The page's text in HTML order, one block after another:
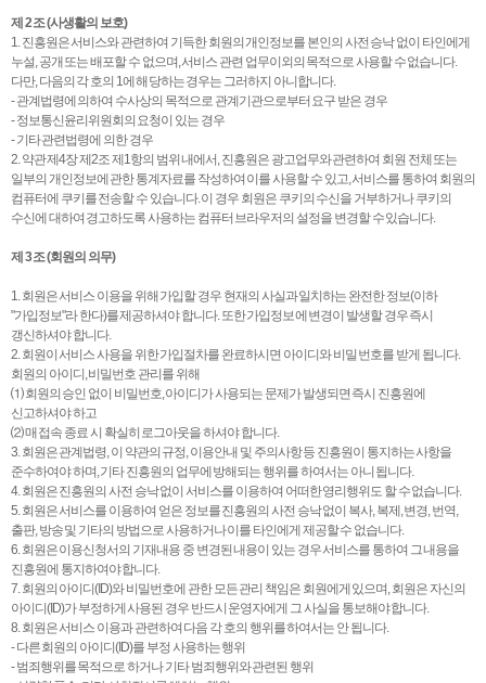
제 2 조 (사생활의 보호)
1. 진흥원은 서비스와 관련하여 기득한 회원의 개인정보를 본인의 사전 승낙 없이 타인에게
누설, 공개 또는 배포할 수 없으며, 서비스 관련 업무이외의 목적으로 사용할 수 없습니다.
다만, 다음의 각 호의 1에 해당하는 경우는 그러하지 아니합니다.
- 관계법령에 의하여 수사상의 목적으로 관계기관으로부터 요구 받은 경우
- 정보통신윤리위원회의 요청이 있는 경우
- 기타 관련법령에 의한 경우
2. 약관 제4장 제2조 제1항의 범위 내에서, 진흥원은 광고업무와 관련하여 회원 전체 또는
일부의 개인정보에 관한 통계자료를 작성하여 이를 사용할 수 있고, 서비스를 통하여 회원의
컴퓨터에 쿠키를 전송할 수 있습니다. 이 경우 회원은 쿠키의 수신을 거부하거나 쿠키의
수신에 대하여 경고하도록 사용하는 컴퓨터 브라우저의 설정을 변경할 수 있습니다.
제 3 조 (회원의 의무)
1. 회원은 서비스 이용을 위해 가입할 경우 현재의 사실과 일치하는 완전한 정보(이하
"가입정보"라 한다)를 제공하셔야 합니다. 또한 가입정보에 변경이 발생할 경우 즉시
갱신하셔야 합니다.
2. 회원이 서비스 사용을 위한 가입절차를 완료하시면 아이디와 비밀 번호를 받게 됩니다.
회원의 아이디, 비밀번호 관리를 위해
⑴ 회원의 승인 없이 비밀번호, 아이디가 사용되는 문제가 발생되면 즉시 진흥원에
신고하셔야 하고
⑵ 매 접속 종료 시 확실히 로그아웃을 하셔야 합니다.
3. 회원은 관계법령, 이 약관의 규정, 이용안내 및 주의사항 등 진흥원이 통지하는 사항을
준수하여야 하며, 기타 진흥원의 업무에 방해되는 행위를 하여서는 아니 됩니다.
4. 회원은 진흥원의 사전 승낙 없이 서비스를 이용하여 어떠한 영리행위도 할 수 없습니다.
5. 회원은 서비스를 이용하여 얻은 정보를 진흥원의 사전 승낙 없이 복사, 복제, 변경, 번역,
출판, 방송 및 기타의 방법으로 사용하거나 이를 타인에게 제공할 수 없습니다.
6. 회원은 이용신청서의 기재내용 중 변경된 내용이 있는 경우 서비스를 통하여 그 내용을
진흥원에 통지하여야 합니다.
7. 회원의 아이디(ID)와 비밀번호에 관한 모든 관리 책임은 회원에게 있으며, 회원은 자신의
아이디(ID)가 부정하게 사용된 경우 반드시 운영자에게 그 사실을 통보해야 합니다.
8. 회원은 서비스 이용과 관련하여 다음 각 호의 행위를 하여서는 안 됩니다.
- 다른 회원의 아이디(ID)를 부정 사용하는 행위
- 범죄행위를 목적으로 하거나 기타 범죄행위와 관련된 행위